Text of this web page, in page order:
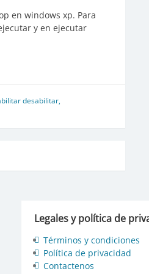
en windows xp. Para
y en ejecutar
desabilitar,
Legales y política de
Términos y condiciones
Política de privacidad
Contactenos